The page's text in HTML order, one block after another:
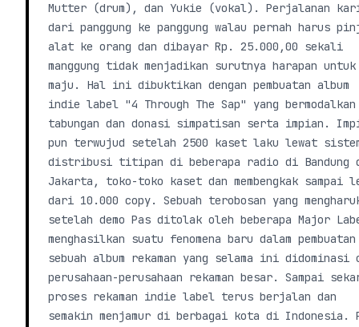
Mutter (drum), dan Yukie (vokal). Perjalanan
dari panggung ke panggung walau pernah harus
alat ke orang dan dibayar Rp. 25.000,00 sekali
manggung tidak menjadikan surutnya harapan untuk
maju. Hal ini dibuktikan dengan pembuatan album
indie label "4 Through The Sap" yang bermodalkan
tabungan dan donasi simpatisan serta impian.
pun terwujud setelah 2500 kaset laku lewat
distribusi titipan di beberapa radio di Bandung
Jakarta, toko-toko kaset dan membengkak sampai
dari 10.000 copy. Sebuah terobosan yang
setelah demo Pas ditolak oleh beberapa Major
menghasilkan suatu fenomena baru dalam pembuatan
sebuah album rekaman yang selama ini didominasi
perusahaan-perusahaan rekaman besar. Sampai
proses rekaman indie label terus berjalan dan
semakin menjamur di berbagai kota di Indonesia.